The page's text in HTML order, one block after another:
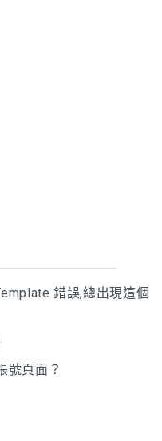
錯誤,總出現這個
號頁面？